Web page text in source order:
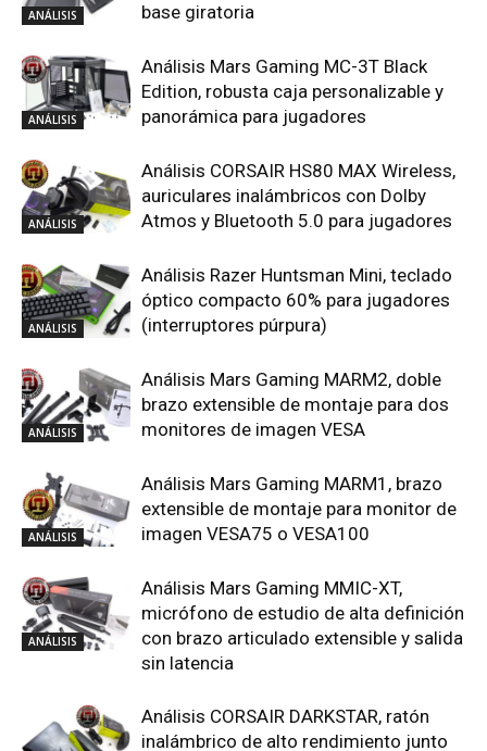
ANÁLISIS
base giratoria
ANÁLISIS
Análisis Mars Gaming MC-3T Black
Edition, robusta caja personalizable y
panorámica para jugadores
ANÁLISIS
Análisis CORSAIR HS80 MAX Wireless,
auriculares inalámbricos con Dolby
Atmos y Bluetooth 5.0 para jugadores
ANÁLISIS
Análisis Razer Huntsman Mini, teclado
óptico compacto 60% para jugadores
(interruptores púrpura)
ANÁLISIS
Análisis Mars Gaming MARM2, doble
brazo extensible de montaje para dos
monitores de imagen VESA
ANÁLISIS
Análisis Mars Gaming MARM1, brazo
extensible de montaje para monitor de
imagen VESA75 o VESA100
ANÁLISIS
Análisis Mars Gaming MMIC-XT,
micrófono de estudio de alta definición
con brazo articulado extensible y salida
sin latencia
Análisis CORSAIR DARKSTAR, ratón
inalámbrico de alto rendimiento junto